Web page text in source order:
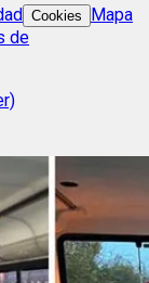
Cookies
Mapa
de